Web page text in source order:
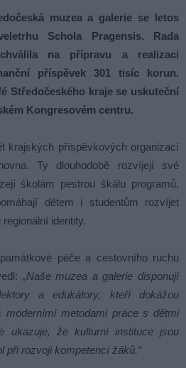
muzea a galerie se letos
Schola Pragensis. Rada
na přípravu a realizaci
příspěvek 301 tisíc korun.
Středočeského kraje se uskuteční
Kongresovém centru.
krajských příspěvkových organizací
Ty dlouhodobě rozvíjejí své
školám pestrou škálu programů,
dětem i studentům rozvíjet
identity.
péče a cestovního ruchu
„Naše muzea a galerie disponují
a edukátory, kteří dokážou
moderními metodami práce s dětmi
ukazuje, že kulturní instituce jsou
při rozvoji kompetencí žáků.“